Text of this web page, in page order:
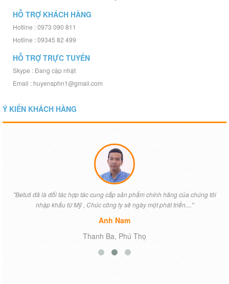
HỖ TRỢ KHÁCH HÀNG
Hotline : 0973 090 811
Hotline : 09345 82 499
HỖ TRỢ TRỰC TUYẾN
Skype : Đang cập nhật
Email : huyensphn1@gmail.com
Ý KIẾN KHÁCH HÀNG
"Betuti đã là đối tác hợp tác cung cấp sản phẩm chính hãng của chúng tôi
nhập khẩu từ Mỹ , Chúc công ty sẽ ngày một phát triển...."
Anh Nam
Thanh Ba, Phú Thọ